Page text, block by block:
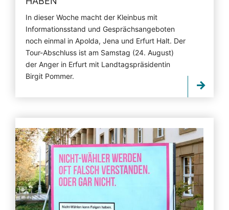
In dieser Woche macht der Kleinbus mit
Informationsstand und Gesprächsangeboten
noch einmal in Apolda, Jena und Erfurt Halt. Der
Tour-Abschluss ist am Samstag (24. August)
der Anger in Erfurt mit Landtagspräsidentin
Birgit Pommer.